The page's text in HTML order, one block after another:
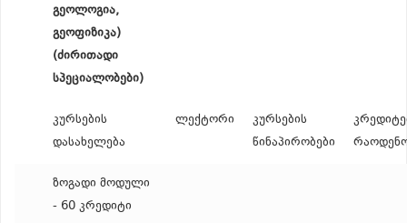
გეოლოგია,
გეოფიზიკა)
(ძირითადი
სპეციალობები)
კურსების
დასახელება
ლექტორი
კურსების
წინაპირობები
ზოგადი მოდული
- 60 კრედიტი